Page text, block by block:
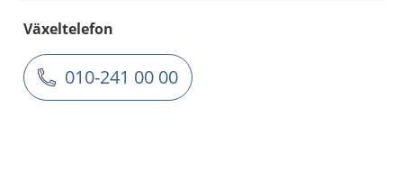
Växeltelefon
010-241 00 00